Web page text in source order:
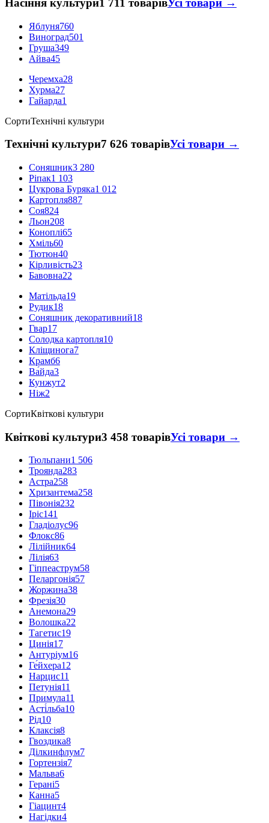
Насіння культури1 711 товарівУсі товари →
Яблуня760
Виноград501
Груша349
Айва45
Черемха28
Хурма27
Гайарда1
СортиТехнічні культури
Технічні культури7 626 товарівУсі товари →
Соняшник3 280
Ріпак1 103
Цукрова Буряка1 012
Картопля887
Соя824
Льон208
Коноплі65
Хміль60
Тютюн40
Кірливість23
Бавовна22
Матільда19
Рудик18
Соняшник декоративний18
Гвар17
Солодка картопля10
Кліщинога7
Крамб6
Ва́йда3
Кунжут2
Ніж2
СортиКвіткові культури
Квіткові культури3 458 товарівУсі товари →
Тюльпани1 506
Троянда283
Астра258
Хризантема258
Півонія232
Іріс141
Гладіолус96
Флокс86
Лілійник64
Лілія63
Гіппеаструм58
Пеларгонія57
Жоржина38
Фрезія30
Анемона29
Волошка22
Тагетис19
Цинія17
Антуріум16
Ге́йхера12
Нарцис11
Петунія11
Примула11
Асті́льба10
Рід10
Клаксія8
Гвоздика8
Ділкинфлум7
Гортензія7
Мальва6
Герані5
Канна5
Гіацинт4
Нагідки4